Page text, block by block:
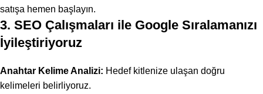
satışa hemen başlayın.
3. SEO Çalışmaları ile Google Sıralamanızı
İyileştiriyoruz
Anahtar Kelime Analizi: Hedef kitlenize ulaşan doğru
kelimeleri belirliyoruz.